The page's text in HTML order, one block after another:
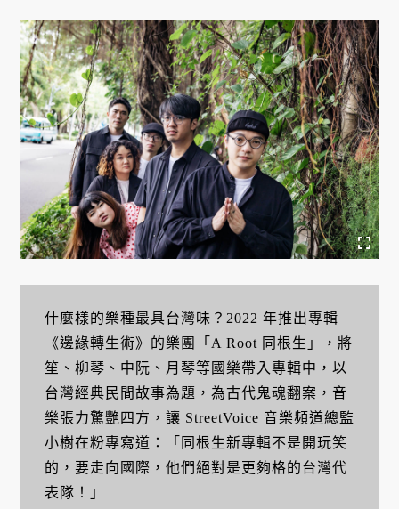
什麼樣的樂種最具台灣味？2022 年推出專輯
《邊緣轉生術》的樂團「A Root 同根生」，將
笙、柳琴、中阮、月琴等國樂帶入專輯中，以
台灣經典民間故事為題，為古代鬼魂翻案，音
樂張力驚艷四方，讓 StreetVoice 音樂頻道總監
小樹在粉專寫道：「同根生新專輯不是開玩笑
的，要走向國際，他們絕對是更夠格的台灣代
表隊！」